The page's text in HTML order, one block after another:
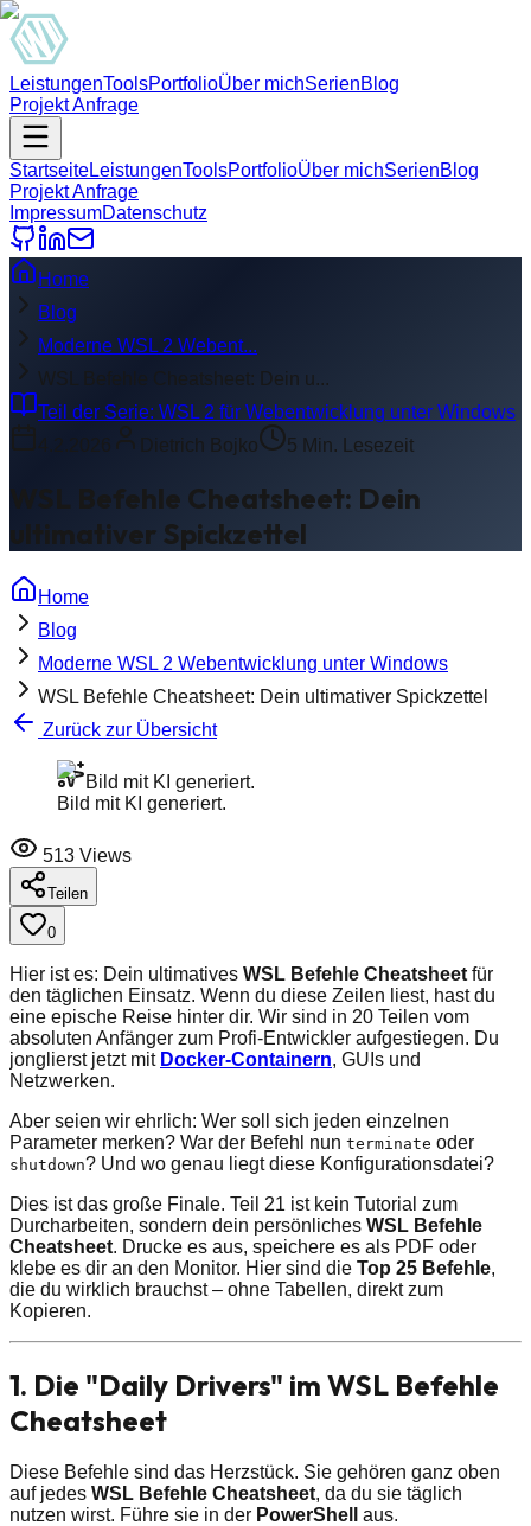
LeistungenToolsPortfolioÜber michSerienBlog
Projekt Anfrage
StartseiteLeistungenToolsPortfolioÜber michSerienBlog
Projekt Anfrage
ImpressumDatenschutz
Home
Blog
Moderne WSL 2 Webent...
WSL Befehle Cheatsheet: Dein u...
Teil der Serie: WSL 2 für Webentwicklung unter Windows
Dietrich Bojko 5 Min. Lesezeit
WSL Befehle Cheatsheet: Dein
ultimativer Spickzettel
Home
Blog
Moderne WSL 2 Webentwicklung unter Windows
WSL Befehle Cheatsheet: Dein ultimativer Spickzettel
Zurück zur Übersicht
Bild mit KI generiert.
Bild mit KI generiert.
513 Views
Teilen
0
Hier ist es: Dein ultimatives WSL Befehle Cheatsheet für
den täglichen Einsatz. Wenn du diese Zeilen liest, hast du
eine epische Reise hinter dir. Wir sind in 20 Teilen vom
absoluten Anfänger zum Profi-Entwickler aufgestiegen. Du
jonglierst jetzt mit Docker-Containern, GUIs und
Netzwerken.
Aber seien wir ehrlich: Wer soll sich jeden einzelnen
Parameter merken? War der Befehl nun terminate oder
shutdown? Und wo genau liegt diese Konfigurationsdatei?
Dies ist das große Finale. Teil 21 ist kein Tutorial zum
Durcharbeiten, sondern dein persönliches WSL Befehle
Cheatsheet. Drucke es aus, speichere es als PDF oder
klebe es dir an den Monitor. Hier sind die Top 25 Befehle,
die du wirklich brauchst – ohne Tabellen, direkt zum
Kopieren.
1. Die "Daily Drivers" im WSL Befehle
Cheatsheet
Diese Befehle sind das Herzstück. Sie gehören ganz oben
auf jedes WSL Befehle Cheatsheet, da du sie täglich
nutzen wirst. Führe sie in der PowerShell
aus.